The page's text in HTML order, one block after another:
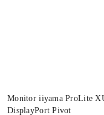
Monitor iiyama ProLite
DisplayPort Pivot